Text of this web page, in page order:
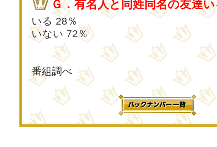
Ｇ．有名人と同姓同名の友達
いる 28％
いない 72％
番組調べ